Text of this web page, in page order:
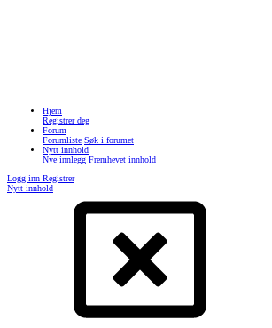
Hjem
Registrer deg
Forum
Forumliste Søk i forumet
Nytt innhold
Nye innlegg Fremhevet innhold
Logg inn Registrer
Nytt innhold